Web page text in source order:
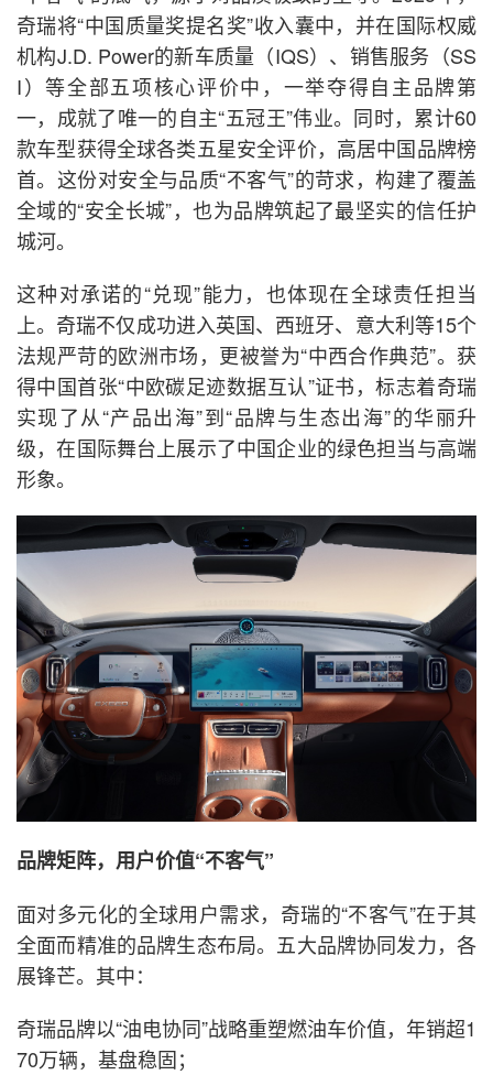
奇瑞将“中国质量奖提名奖”收入囊中，并在国际权威
机构J.D. Power的新车质量（IQS）、销售服务（SS
I）等全部五项核心评价中，一举夺得自主品牌第
一，成就了唯一的自主“五冠王”伟业。同时，累计60
款车型获得全球各类五星安全评价，高居中国品牌榜
首。这份对安全与品质“不客气”的苛求，构建了覆盖
全域的“安全长城”，也为品牌筑起了最坚实的信任护
城河。
这种对承诺的“兑现”能力，也体现在全球责任担当
上。奇瑞不仅成功进入英国、西班牙、意大利等15个
法规严苛的欧洲市场，更被誉为“中西合作典范”。获
得中国首张“中欧碳足迹数据互认”证书，标志着奇瑞
实现了从“产品出海”到“品牌与生态出海”的华丽升
级，在国际舞台上展示了中国企业的绿色担当与高端
形象。
品牌矩阵，用户价值“不客气”
面对多元化的全球用户需求，奇瑞的“不客气”在于其
全面而精准的品牌生态布局。五大品牌协同发力，各
展锋芒。其中：
奇瑞品牌以“油电协同”战略重塑燃油车价值，年销超1
70万辆，基盘稳固；